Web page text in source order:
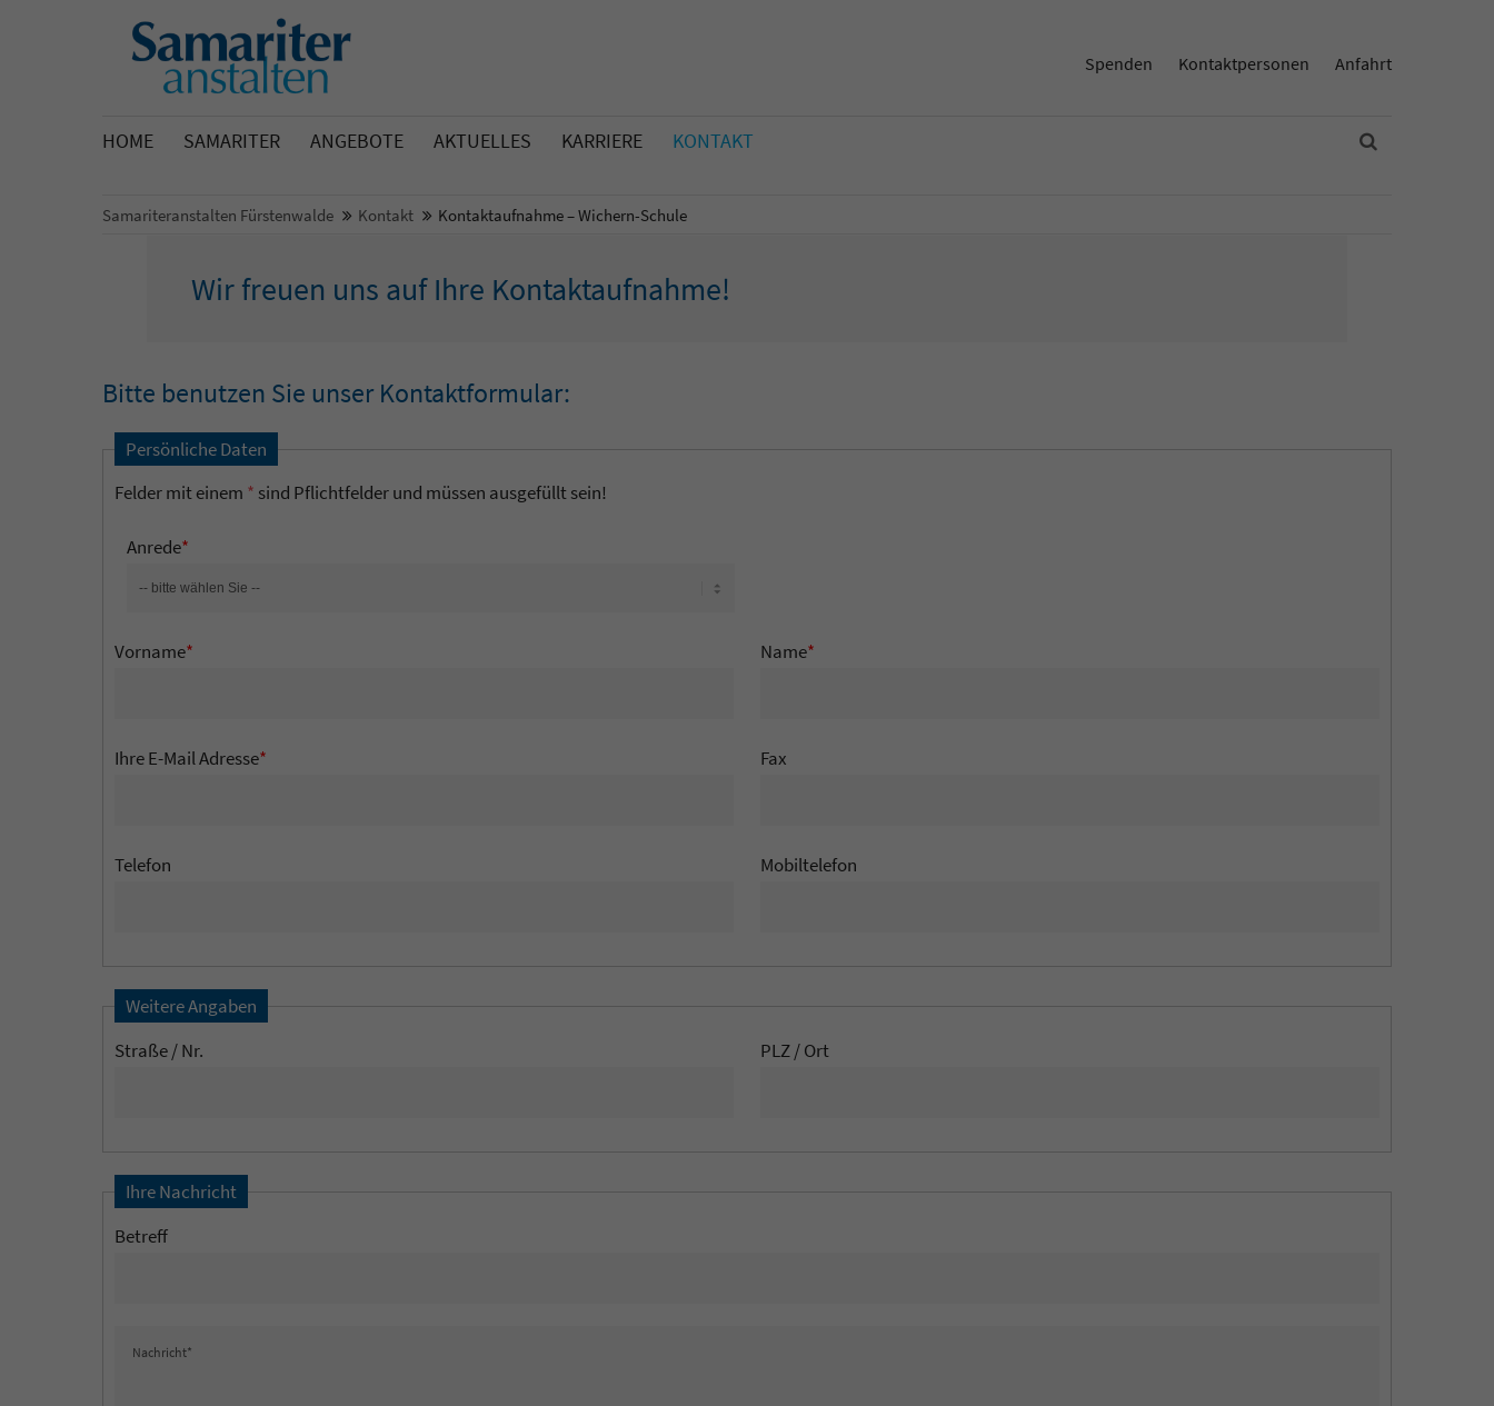
HOME SAMARITER ANGEBOTE AKTUELLES KARRIERE KONTAKT
Spenden Kontaktpersonen Anfahrt
Samariteranstalten Fürstenwalde Kontakt Kontaktaufnahme – Wichern-Schule
Wir freuen uns auf Ihre Kontaktaufnahme!
Bitte benutzen Sie unser Kontaktformular:
Persönliche Daten
Felder mit einem * sind Pflichtfelder und müssen ausgefüllt sein!
Anrede*
Vorname* Name*
Ihre E-Mail Adresse* Fax
Telefon Mobiltelefon
Weitere Angaben
Straße / Nr.
PLZ / Ort
Ihre Nachricht
Betreff